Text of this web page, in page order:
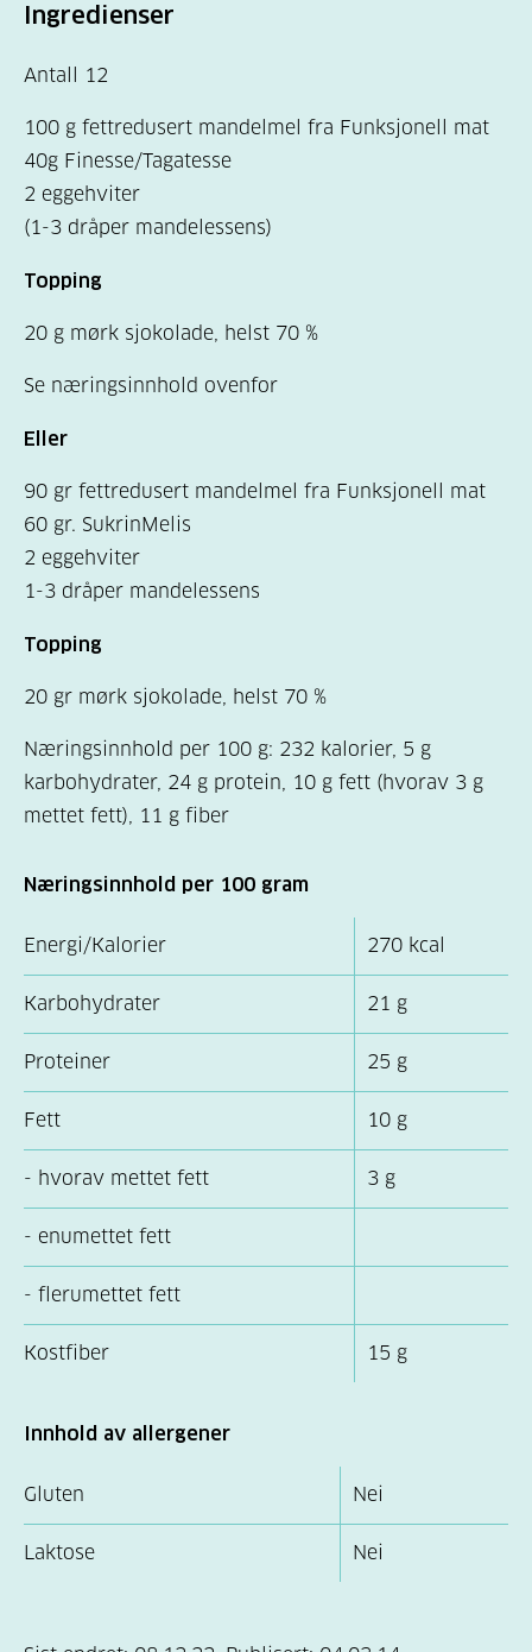
Ingredienser
Antall 12
100 g fettredusert mandelmel fra Funksjonell mat
40g Finesse/Tagatesse
2 eggehviter
(1-3 dråper mandelessens)
Topping
20 g mørk sjokolade, helst 70 %
Se næringsinnhold ovenfor
Eller
90 gr fettredusert mandelmel fra Funksjonell mat
60 gr. SukrinMelis
2 eggehviter
1-3 dråper mandelessens
Topping
20 gr mørk sjokolade, helst 70 %
Næringsinnhold per 100 g: 232 kalorier, 5 g
karbohydrater, 24 g protein, 10 g fett (hvorav 3 g
mettet fett), 11 g fiber
Næringsinnhold per 100 gram
Energi/Kalorier 270 kcal
Karbohydrater 21 g
Proteiner 25 g
Fett 10 g
- hvorav mettet fett 3 g
- enumettet fett
- flerumettet fett
Kostfiber 15 g
Innhold av allergener
Gluten Nei
Laktose Nei